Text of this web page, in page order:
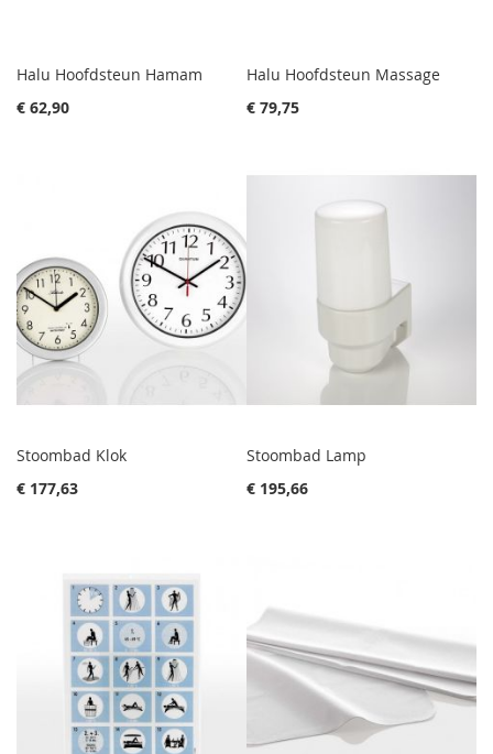
Halu Hoofdsteun Hamam
€ 62,90
Halu Hoofdsteun Massage
€ 79,75
Stoombad Klok
€ 177,63
Stoombad Lamp
€ 195,66